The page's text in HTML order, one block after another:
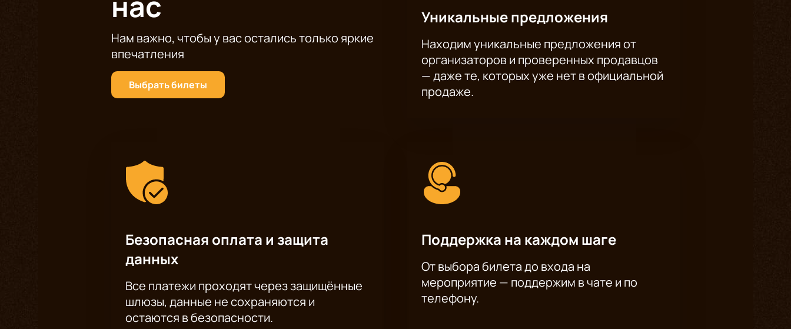
Нам важно, чтобы у вас остались только яркие
впечатления
Выбрать билеты
Уникальные предложения
Находим уникальные предложения от
организаторов и проверенных продавцов
— даже те, которых уже нет в официальной
продаже.
Безопасная оплата и защита
данных
Все платежи проходят через защищённые
шлюзы, данные не сохраняются и
остаются в безопасности.
Поддержка на каждом шаге
От выбора билета до входа на
мероприятие — поддержим в чате и по
телефону.